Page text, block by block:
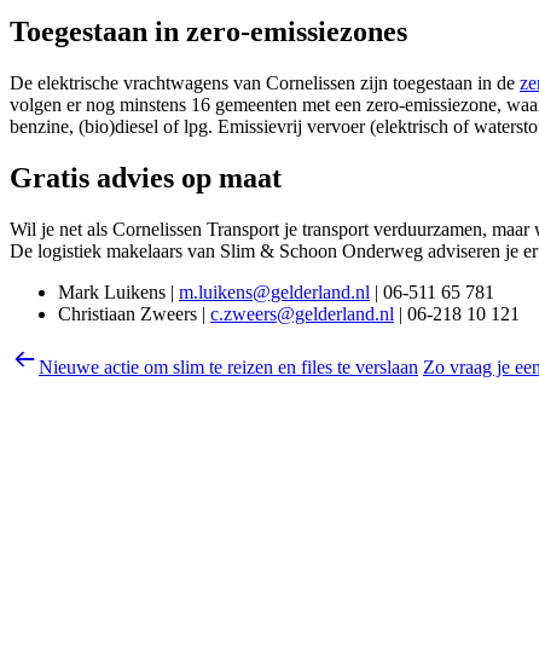
Toegestaan in zero-emissiezones
De elektrische vrachtwagens van Cornelissen zijn toegestaan in de
volgen er nog minstens 16 gemeenten met een zero-emissiezone,
benzine, (bio)diesel of lpg. Emissievrij vervoer (elektrisch of
Gratis advies op maat
Wil je net als Cornelissen Transport je transport verduurzamen,
De logistiek makelaars van Slim & Schoon Onderweg adviseren je
Mark Luikens | m.luikens@gelderland.nl | 06-511 65 781
Christiaan Zweers | c.zweers@gelderland.nl | 06-218 10 121
Nieuwe actie om slim te reizen en files te verslaan Zo vraag je